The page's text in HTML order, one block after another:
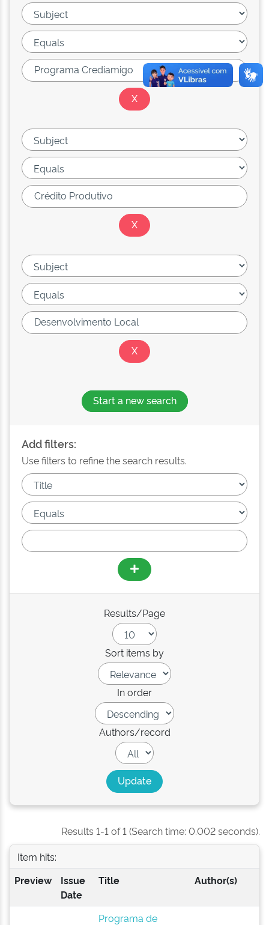
Start a new search
Add filters:
Use filters to refine the search results.
Results/Page
Sort items by
In order
Authors/record
Results 1-1 of 1 (Search time: 0.002 seconds).
Item hits:
Preview
Issue
Date
Title Author(s)
Programa de